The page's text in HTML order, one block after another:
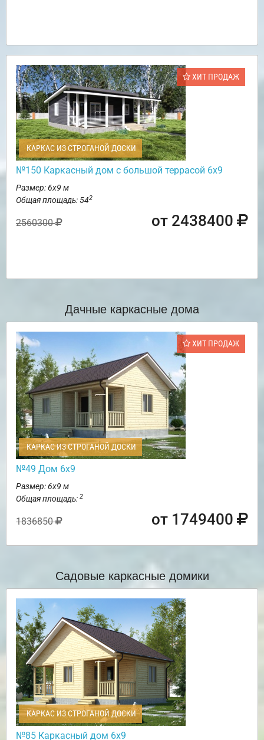
ХИТ ПРОДАЖ
КАРКАС ИЗ СТРОГАНОЙ ДОСКИ
№150 Каркасный дом с большой террасой 6х9
Размер: 6х9 м
Общая площадь: 542
2560300 от 2438400
Дачные каркасные дома
ХИТ ПРОДАЖ
КАРКАС ИЗ СТРОГАНОЙ ДОСКИ
№49 Дом 6х9
Размер: 6х9 м
Общая площадь: 2
1836850 от 1749400
Садовые каркасные домики
КАРКАС ИЗ СТРОГАНОЙ ДОСКИ
№85 Каркасный дом 6х9